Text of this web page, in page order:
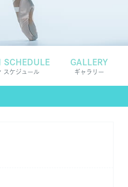
SCHEDULE
スケジュール
GALLERY
ギャラリー